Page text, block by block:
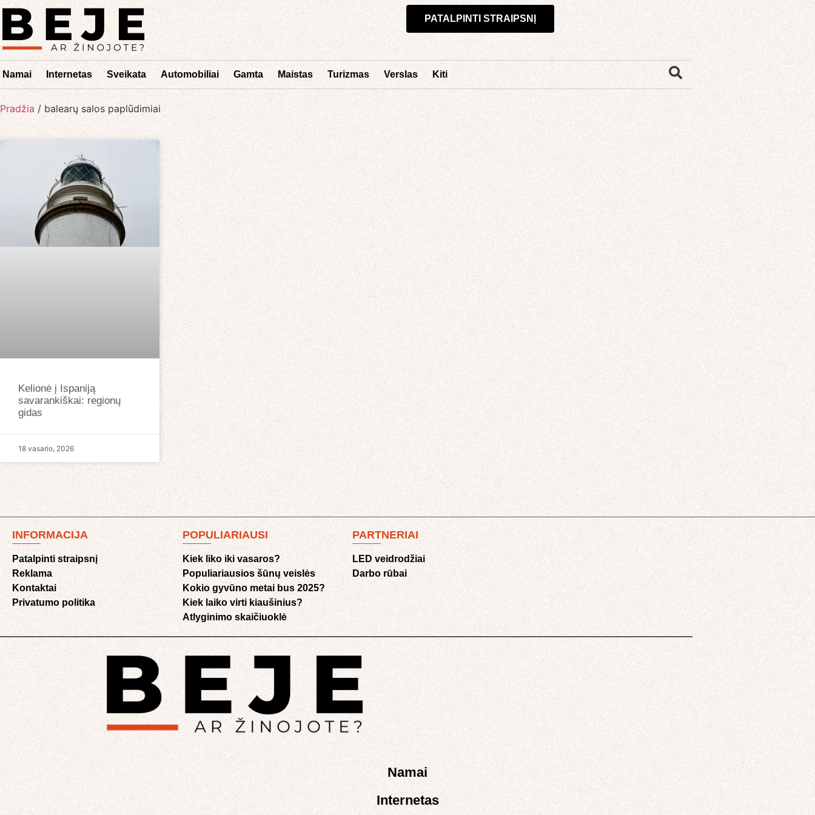
PATALPINTI STRAIPSNĮ
Namai Internetas Sveikata Automobiliai Gamta Maistas Turizmas Verslas Kiti
Pradžia / balearų salos paplūdimiai
Kelionė į Ispaniją
savarankiškai: regionų
gidas
18 vasario, 2026
INFORMACIJA
Patalpinti straipsnį
Reklama
Kontaktai
Privatumo politika
POPULIARIAUSI
Kiek liko iki vasaros?
Populiariausios šūnų veislės
Kokio gyvūno metai bus 2025?
Kiek laiko virti kiaušinius?
Atlyginimo skaičiuoklė​
PARTNERIAI
LED veidrodžiai
Darbo rūbai
Namai
Internetas